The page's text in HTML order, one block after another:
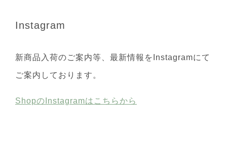
Instagram
新商品入荷のご案内等、最新情報をInstagramにて
ご案内しております。
ShopのInstagramはこちらから